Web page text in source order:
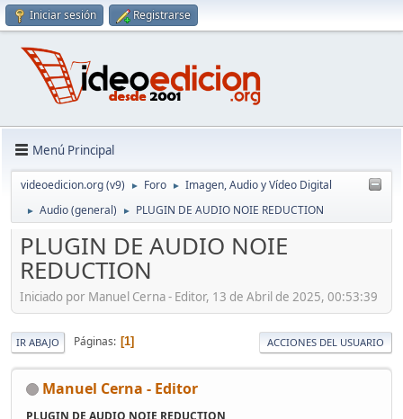
Iniciar sesión Registrarse
Menú Principal
videoedicion.org (v9) ► Foro ► Imagen, Audio y Vídeo Digital
► Audio (general) ► PLUGIN DE AUDIO NOIE REDUCTION
PLUGIN DE AUDIO NOIE
REDUCTION
Iniciado por Manuel Cerna - Editor, 13 de Abril de 2025, 00:53:39
IR ABAJO Páginas 1 ACCIONES DEL USUARIO
Manuel Cerna - Editor
PLUGIN DE AUDIO NOIE REDUCTION